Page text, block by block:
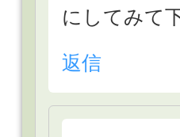
にしてみて
返信